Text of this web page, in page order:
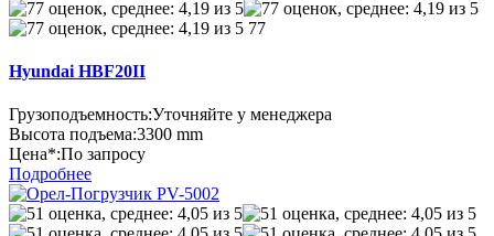
77
Hyundai HBF20II
Грузоподъемность:Уточняйте у менеджера
Высота подъема:3300 mm
Цена*:По запросу
Подробнее